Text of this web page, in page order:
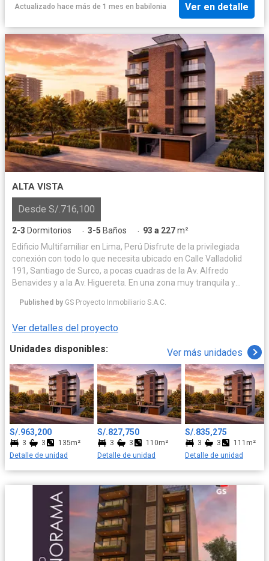
Actualizado hace más de 1 mes en babilonia Ver en detalle
ALTA VISTA
Desde S/.716,100
2-3 Dormitorios · 3-5 Baños · 93 a 227m²
Edificio Multifamiliar en Lima, Perú Disfrute de la privilegiada
conexión con todo lo que necesita ubicado en Calle Valladolid
191, Santiago de Surco, a pocas cuadras de la Av. Alfredo
Benavides y a la Av. Higuereta. En una zona muy tranquila y
tranquilidad con la conveniencia. Imagine vivir donde los parques,
una extensión natural de su día a día. Esta es la ubicación
perfecta para construir los recuerdos más valiosos de su familia,
con la ciudad a sus pies y la comodidad de siempre tenerlo todo
cerca.
Published by GS Proyecto Inmobiliario S.A.C.
Ver detalles del proyecto
Unidades disponibles:
Ver más unidades
S/.963,200
3 3
135m²
Detalle de unidad
S/.827,750
3 3
110m²
Detalle de unidad
S/.835,275
3 3
111m²
Detalle de unidad